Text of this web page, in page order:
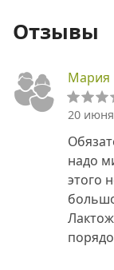
Отзывы
Мария
20
надо
этого